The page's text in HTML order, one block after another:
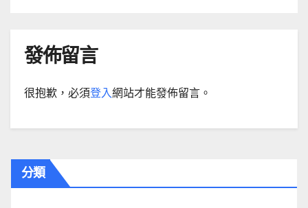
發佈留言
很抱歉，必須登入網站才能發佈留言。
分類